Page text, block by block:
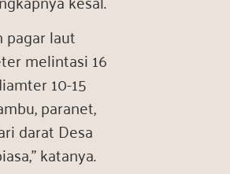
pagar laut
melintasi 16
10-15
paranet,
darat Desa
katanya.